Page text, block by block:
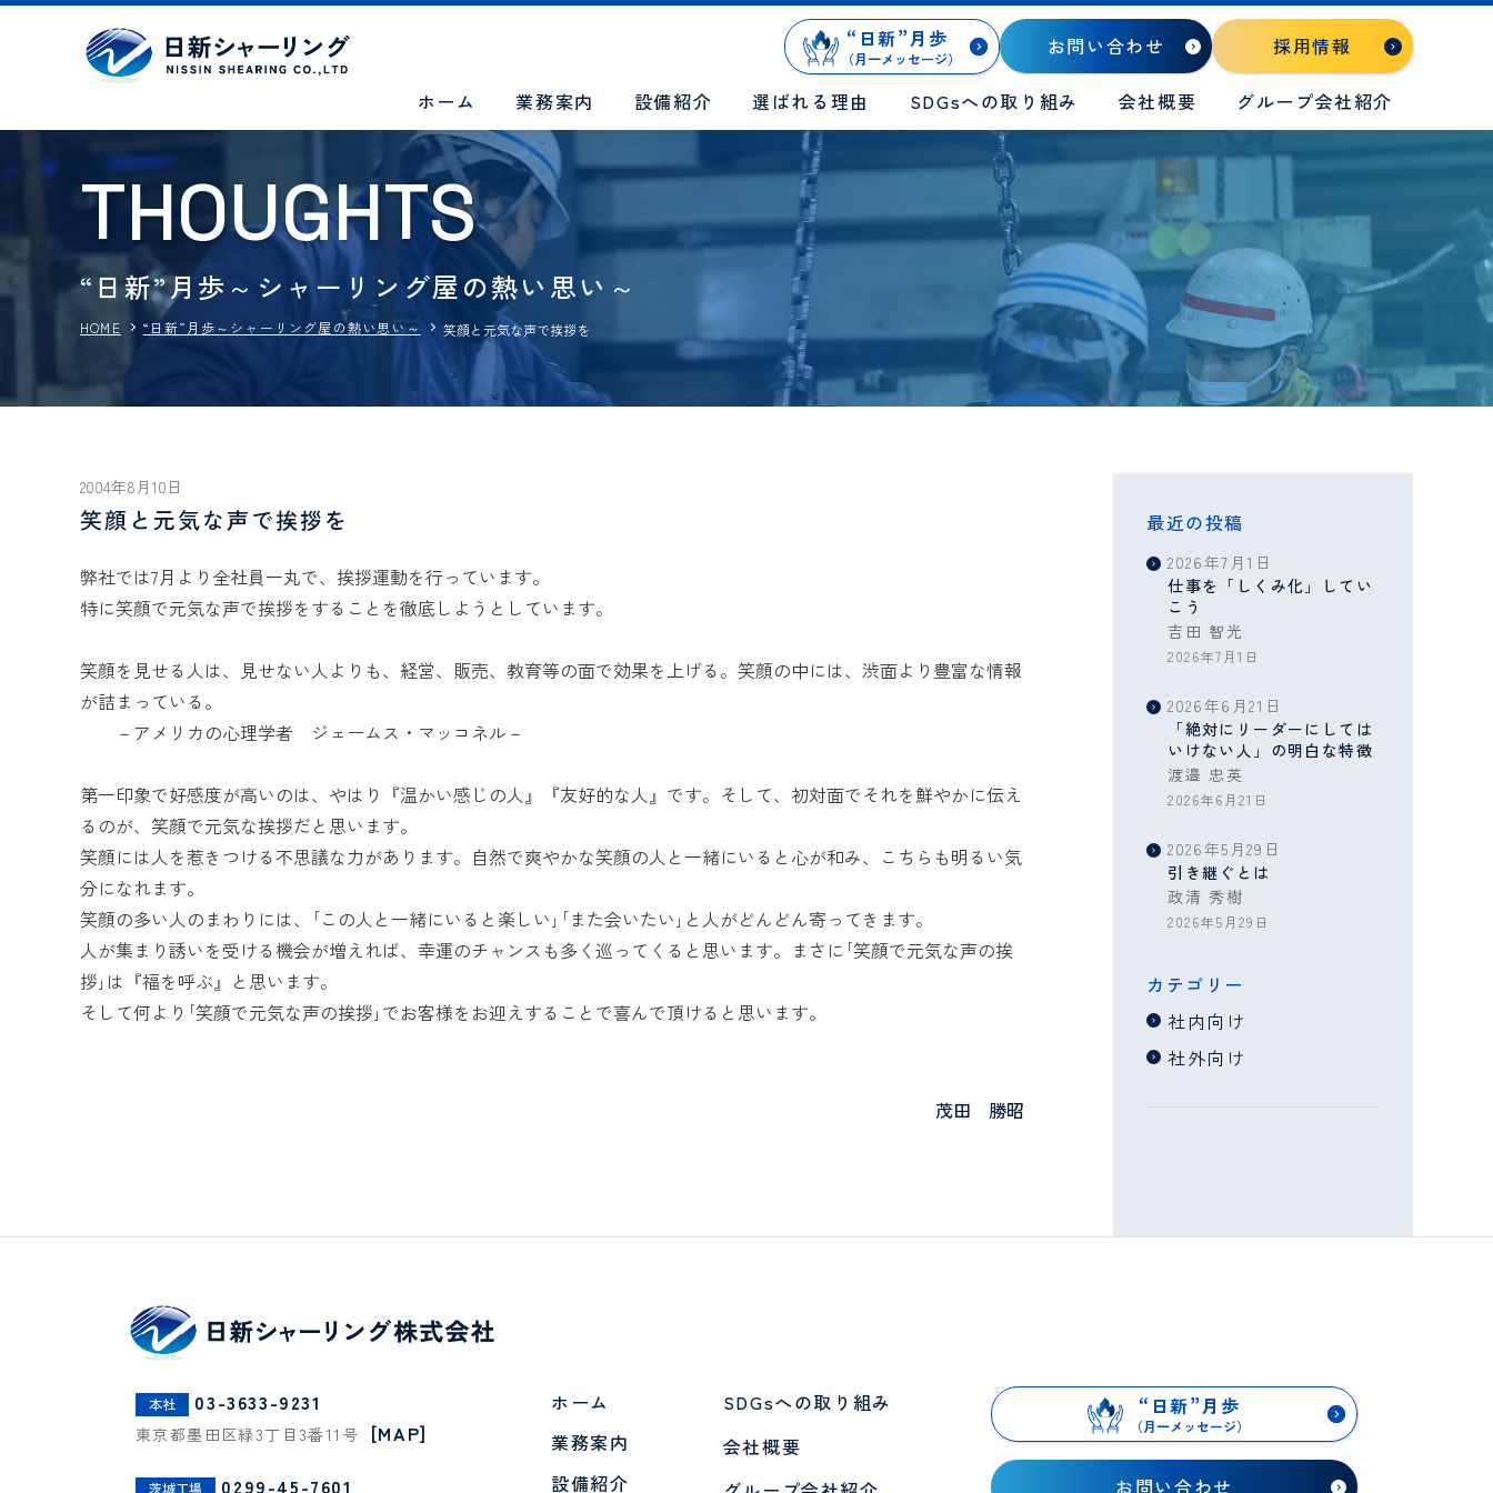
“ 日新”月歩
（月一メッセージ） お問い合わせ 採用情報
ホーム 業務案内 設備紹介 選ばれる理由 SDGsへの取り組み 会社概要 グループ会社紹介
THOUGHTS
“日新”月歩～シャーリング屋の熱い思い～
HOME “日新”月歩～シャーリング屋の熱い思い～ 笑顔と元気な声で挨拶を
最近の投稿
2026年7月1日
仕事を「しくみ化」してい
こう
吉田 智光
2026年7月1日
2026年6月21日
「絶対にリーダーにしては
いけない人」の明白な特徴
渡邉 忠英
2026年6月21日
2026年5月29日
引き継ぐとは
政清 秀樹
2026年5月29日
カテゴリー
社内向け
社外向け
2004年8月10日
笑顔と元気な声で挨拶を
弊社では7月より全社員一丸で、挨拶運動を行っています。
特に笑顔で元気な声で挨拶をすることを徹底しようとしています。
笑顔を見せる人は、見せない人よりも、経営、販売、教育等の面で効果を上げる。笑顔の中には、渋面より豊富な情報
が詰まっている。
－アメリカの心理学者 ジェームス・マッコネル－
第一印象で好感度が高いのは、やはり『温かい感じの人』『友好的な人』です。そして、初対面でそれを鮮やかに伝え
るのが、笑顔で元気な挨拶だと思います。
笑顔には人を惹きつける不思議な力があります。自然で爽やかな笑顔の人と一緒にいると心が和み、こちらも明るい気
分になれます。
笑顔の多い人のまわりには、｢この人と一緒にいると楽しい｣｢また会いたい｣と人がどんどん寄ってきます。
人が集まり誘いを受ける機会が増えれば、幸運のチャンスも多く巡ってくると思います。まさに｢笑顔で元気な声の挨
拶｣は『福を呼ぶ』と思います。
そして何より｢笑顔で元気な声の挨拶｣でお客様をお迎えすることで喜んで頂けると思います。
茂田 勝昭
本社 03-3633-9231
東京都墨田区緑3丁目3番11号 [MAP]
茨城工場 0299-45-7601
ホーム
業務案内
設備紹介
SDGsへの取り組み
会社概要
“ 日新”月歩
（月一メッセージ）
お問い合わせ